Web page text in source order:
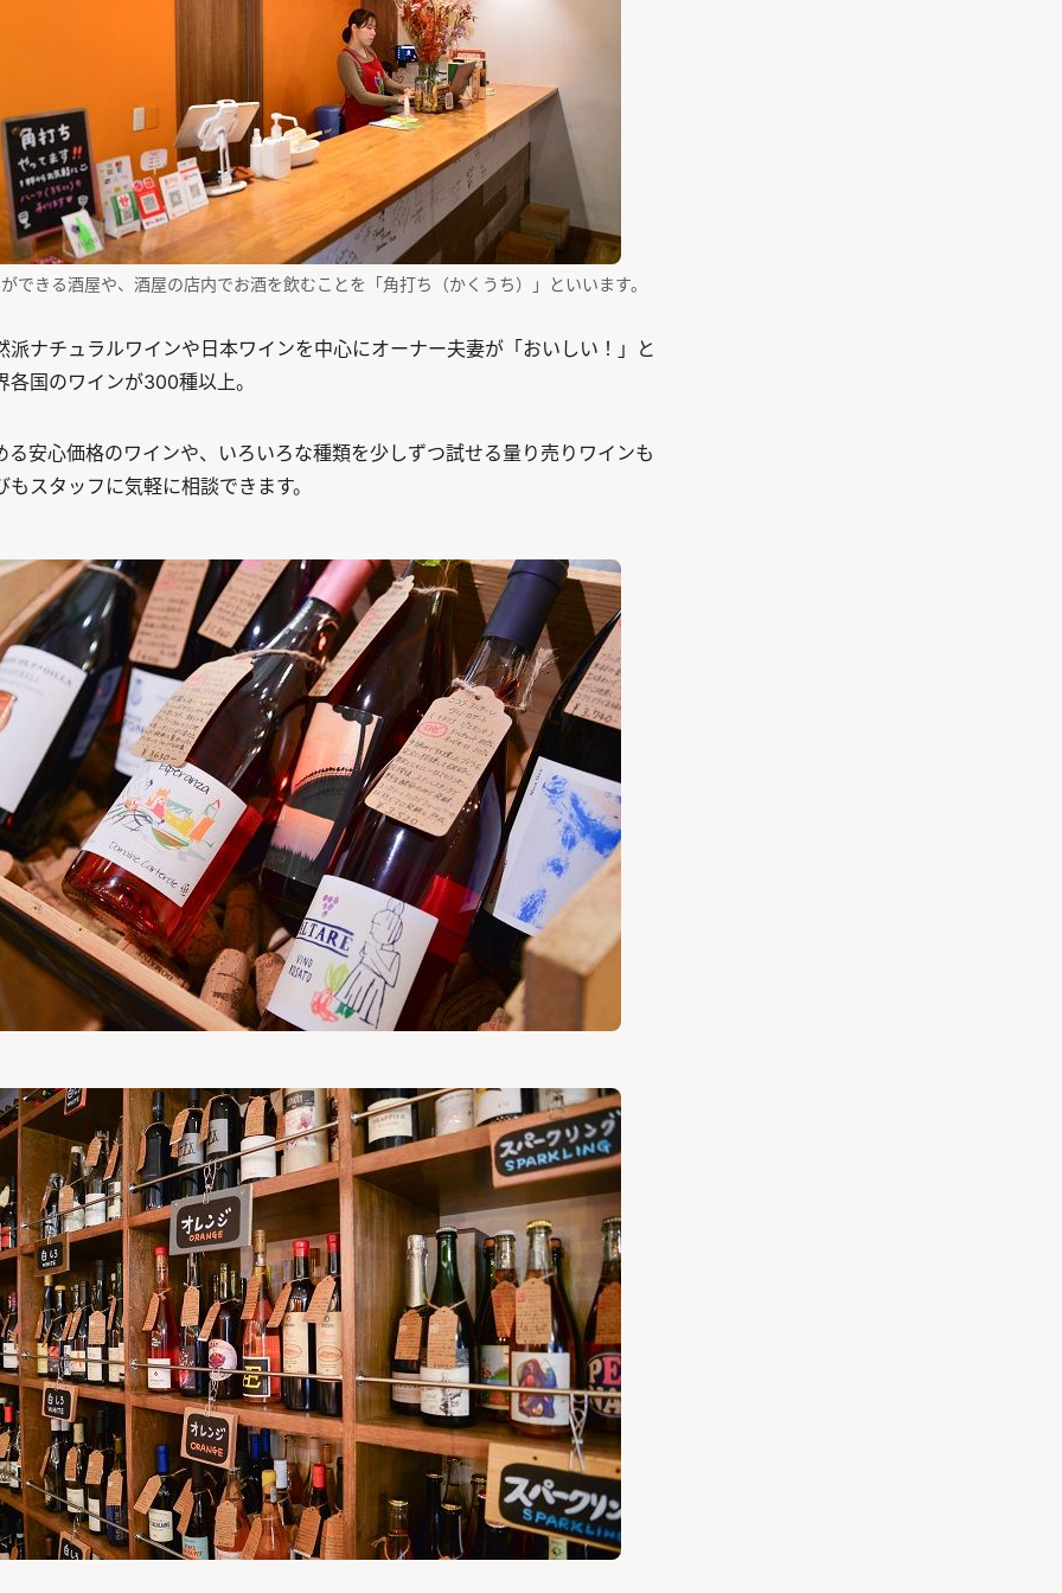
できる酒屋や、酒屋の店内でお酒を飲むことを「角打ち（かくうち）」といいます。
派ナチュラルワインや日本ワインを中心にオーナー夫妻が「おいしい！」と
各国のワインが300種以上。
る安心価格のワインや、いろいろな種類を少しずつ試せる量り売りワインも
スタッフに気軽に相談できます。